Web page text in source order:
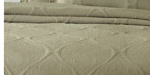
Полуторный
Двуспальный
Евро
Евро Плюс
Семейный
Ткани